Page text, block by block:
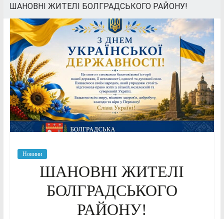
ШАНОВНІ ЖИТЕЛІ БОЛГРАДСЬКОГО РАЙОНУ!
Новини
ШАНОВНІ ЖИТЕЛІ
БОЛГРАДСЬКОГО
РАЙОНУ!